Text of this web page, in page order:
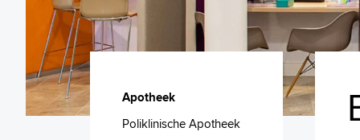
Apotheek
Poliklinische Apotheek